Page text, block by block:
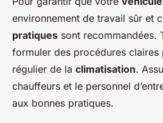
environnement de travail sûr et
pratiques sont recommandées.
formuler des procédures claires
régulier de la climatisation.
chauffeurs et le personnel
aux bonnes pratiques.